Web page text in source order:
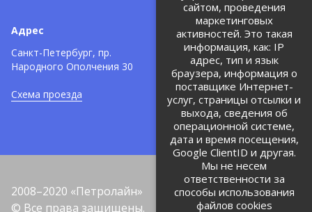
Адрес
Санкт-Петербург, пр.
Народного Ополчения 30
Схема проезда
Телефоны:
+7 (812) 971-42-42
Политика об обработке и
защите персональных данных
Соглашение на обработку
персональных данных
2008–2020 «Петролайн»
© Все права защищены.
сайтом, проведения
маркетинговых
активностей. Это такая
информация, как: IP
адрес, тип и язык
браузера, информация о
поставщике Интернет-
услуг, страницы отсылки и
выхода, сведения об
операционной системе,
дата и время посещения,
Google ClientID и другая.
Мы не несем
ответственности за
способы использования
файлов cookies